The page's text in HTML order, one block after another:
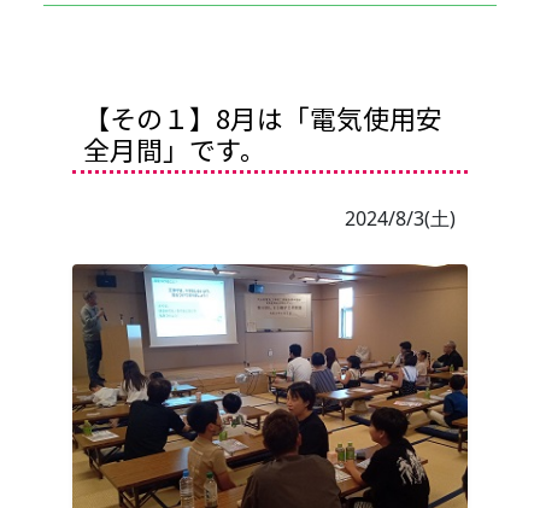
【その１】8月は「電気使用安
全月間」です。
2024/8/3(土)